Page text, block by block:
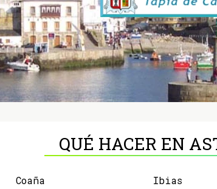
QUÉ HACER EN
Coaña Ibias